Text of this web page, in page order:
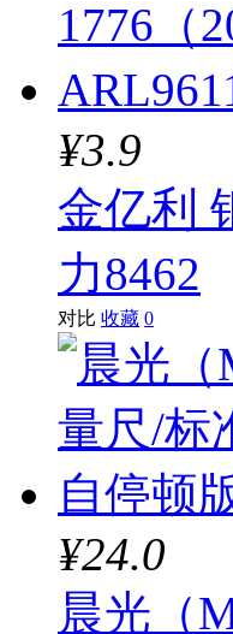
¥3.9
金亿利
力8462
对比 收藏 0
¥24.0
晨光（